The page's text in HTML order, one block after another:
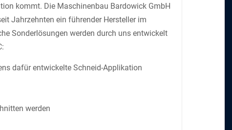
kommt. Die Maschinenbau Bardowick GmbH
Jahrzehnten ein führender Hersteller im
Sonderlösungen werden durch uns entwickelt
dafür entwickelte Schneid-Applikation
werden